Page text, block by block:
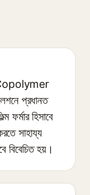
প্রধানত
ফর্মার হিসাবে
সাহায্য
বিবেচিত হয়।